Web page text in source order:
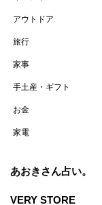
アウトドア
旅行
家事
手土産・ギフト
お金
家電
あおきさん占い。
VERY STORE